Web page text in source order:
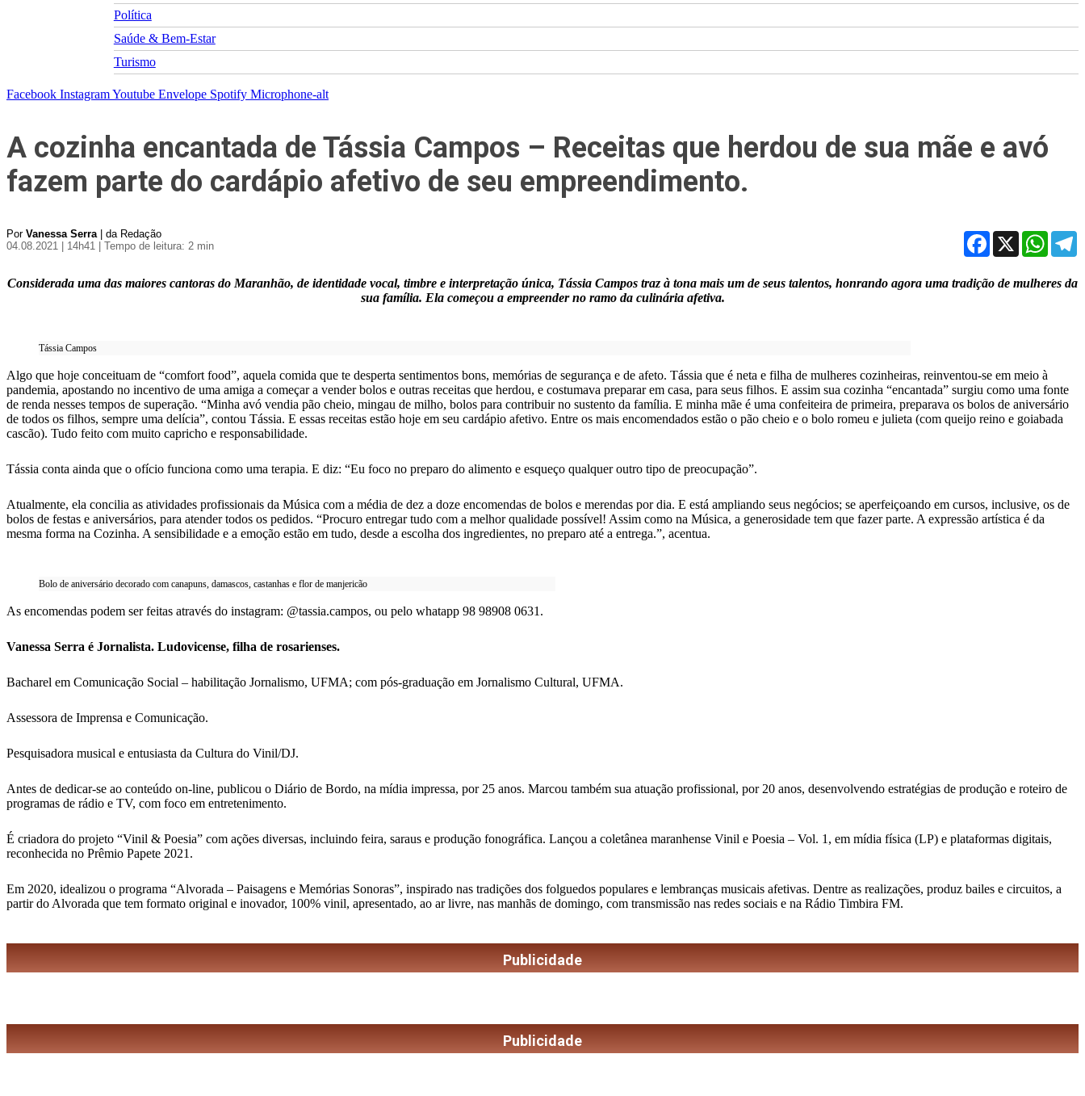
Política
Saúde & Bem-Estar
Turismo
Facebook InstagramYoutube Envelope Spotify Microphone-alt
A cozinha encantada de Tássia Campos – Receitas que herdou de sua mãe e avó
fazem parte do cardápio afetivo de seu empreendimento.
Por Vanessa Serra| da Redação
04.08.2021 | 14h41
| Tempo de leitura: 2 min
Facebook
X
Considerada uma das maiores cantoras do Maranhão, de identidade vocal, timbre e interpretação única, Tássia Campos traz à tona mais um de seus talentos, honrando agora uma tradição de mulheres da
sua família. Ela começou a empreender no ramo da culinária afetiva.
Tássia Campos
Algo que hoje conceituam de “comfort food”, aquela comida que te desperta sentimentos bons, memórias de segurança e de afeto. Tássia que é neta e filha de mulheres cozinheiras, reinventou-se em meio à
pandemia, apostando no incentivo de uma amiga a começar a vender bolos e outras receitas que herdou, e costumava preparar em casa, para seus filhos. E assim sua cozinha “encantada” surgiu como uma fonte
de renda nesses tempos de superação. “Minha avó vendia pão cheio, mingau de milho, bolos para contribuir no sustento da família. E minha mãe é uma confeiteira de primeira, preparava os bolos de aniversário
de todos os filhos, sempre uma delícia”, contou Tássia. E essas receitas estão hoje em seu cardápio afetivo. Entre os mais encomendados estão o pão cheio e o bolo romeu e julieta (com queijo reino e goiabada
cascão). Tudo feito com muito capricho e responsabilidade.
Tássia conta ainda que o ofício funciona como uma terapia. E diz: “Eu foco no preparo do alimento e esqueço qualquer outro tipo de preocupação”.
Atualmente, ela concilia as atividades profissionais da Música com a média de dez a doze encomendas de bolos e merendas por dia. E está ampliando seus negócios; se aperfeiçoando em cursos, inclusive, os de
bolos de festas e aniversários, para atender todos os pedidos. “Procuro entregar tudo com a melhor qualidade possível! Assim como na Música, a generosidade tem que fazer parte. A expressão artística é da
mesma forma na Cozinha. A sensibilidade e a emoção estão em tudo, desde a escolha dos ingredientes, no preparo até a entrega.”, acentua.
Bolo de aniversário decorado com canapuns, damascos, castanhas e flor de manjericão
As encomendas podem ser feitas através do instagram: @tassia.campos, ou pelo whatapp 98 98908 0631.
Vanessa Serra é Jornalista. Ludovicense, filha de rosarienses.
Bacharel em Comunicação Social – habilitação Jornalismo, UFMA; com pós-graduação em Jornalismo Cultural, UFMA.
Assessora de Imprensa e Comunicação.
Pesquisadora musical e entusiasta da Cultura do Vinil/DJ.
Antes de dedicar-se ao conteúdo on-line, publicou o Diário de Bordo, na mídia impressa, por 25 anos. Marcou também sua atuação profissional, por 20 anos, desenvolvendo estratégias de produção e roteiro de
programas de rádio e TV, com foco em entretenimento.
É criadora do projeto “Vinil & Poesia” com ações diversas, incluindo feira, saraus e produção fonográfica. Lançou a coletânea maranhense Vinil e Poesia – Vol. 1, em mídia física (LP) e plataformas digitais,
reconhecida no Prêmio Papete 2021.
Em 2020, idealizou o programa “Alvorada – Paisagens e Memórias Sonoras”, inspirado nas tradições dos folguedos populares e lembranças musicais afetivas. Dentre as realizações, produz bailes e circuitos, a
partir do Alvorada que tem formato original e inovador, 100% vinil, apresentado, ao ar livre, nas manhãs de domingo, com transmissão nas redes sociais e na Rádio Timbira FM.
Publicidade
Publicidade